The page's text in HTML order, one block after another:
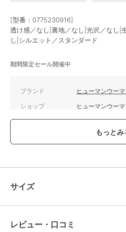
[型番：0775230916]
透け感／なし|裏地／なし|光沢／なし|
し|シルエット／スタンダード
期間限定セール開催中
ブランド ヒューマンウーマ
ショップ ヒューマンウーマ
商品カテゴリ オールインワン
サロペット・オー
性別タイプ
レディース
サロペット・オ
カラー
サイズ
レビュー・口コミ